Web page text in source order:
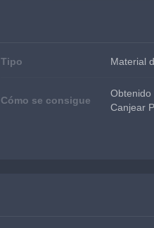
Tipo Material
Cómo se consigue
Obtenido
Canjear